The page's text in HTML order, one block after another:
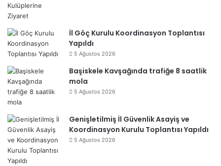
İl Göç Kurulu Koordinasyon Toplantısı
Yapıldı
5 Ağustos 2026
Başiskele Kavşağında trafiğe 8 saatlik
mola
5 Ağustos 2026
Genişletilmiş İl Güvenlik Asayiş ve
Koordinasyon Kurulu Toplantısı Yapıldı
5 Ağustos 2026